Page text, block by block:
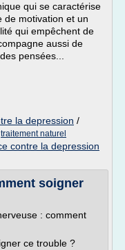
qui se caractérise
de motivation et un
qui empêchent de
aussi de
pensées...
la depression /
traitement naturel
contre la depression
soigner
: comment
ce trouble ?